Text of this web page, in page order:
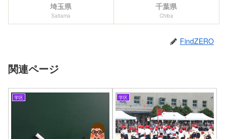
埼玉県
Saitama
千葉県
Chiba
FindZERO
関連ページ
学区 学区